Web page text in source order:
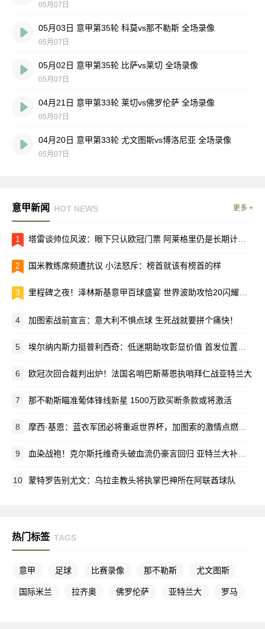
05月07日
05月03日 意甲第35轮 科莫vs那不勒斯 全场录像
05月07日
05月02日 意甲第35轮 比萨vs莱切 全场录像
05月07日
04月21日 意甲第33轮 莱切vs佛罗伦萨 全场录像
05月07日
04月20日 意甲第33轮 尤文图斯vs博洛尼亚 全场录像
05月07日
意甲新闻 HOT NEWS 更多 +
1 塔雷谈帅位风波：眼下只认欧冠门票 阿莱格里仍是长期计划核心
2 国米教练席频遭抗议 小法怒斥：榜首就该有榜首的样
3 里程碑之夜！泽林斯基意甲百球盛宴 世界波助攻恰20闪耀梅阿查
4 加图索战前宣言：意大利不惧点球 生死战就要拼个痛快！
5 埃尔纳内斯力挺普利西奇：低迷期助攻彰显价值 首发位置该留给他
6 欧冠次回合裁判出炉！法国名哨巴斯蒂恩执哨拜仁战亚特兰大
7 那不勒斯瞄准葡体锋线新星 1500万欧买断条款或将激活
8 摩西·基恩：蓝衣军团必将重返世界杯，加图索的激情点燃全队
9 血染战袍！克尔斯托维奇头破血流仍豪言回归 亚特兰大补时绝杀创奇迹
10 蒙特罗告别尤文：乌拉圭教头将执掌巴神所在阿联酋球队
热门标签 TAGS
意甲 足球 比赛录像 那不勒斯 尤文图斯
国际米兰 拉齐奥 佛罗伦萨 亚特兰大 罗马